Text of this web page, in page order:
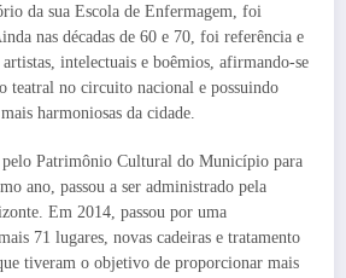
da sua Escola de Enfermagem, foi
nas décadas de 60 e 70, foi referência e
intelectuais e boêmios, afirmando-se
teatral no circuito nacional e possuindo
harmoniosas da cidade.
Patrimônio Cultural do Município para
ano, passou a ser administrado pela
Em 2014, passou por uma
71 lugares, novas cadeiras e tratamento
tiveram o objetivo de proporcionar mais